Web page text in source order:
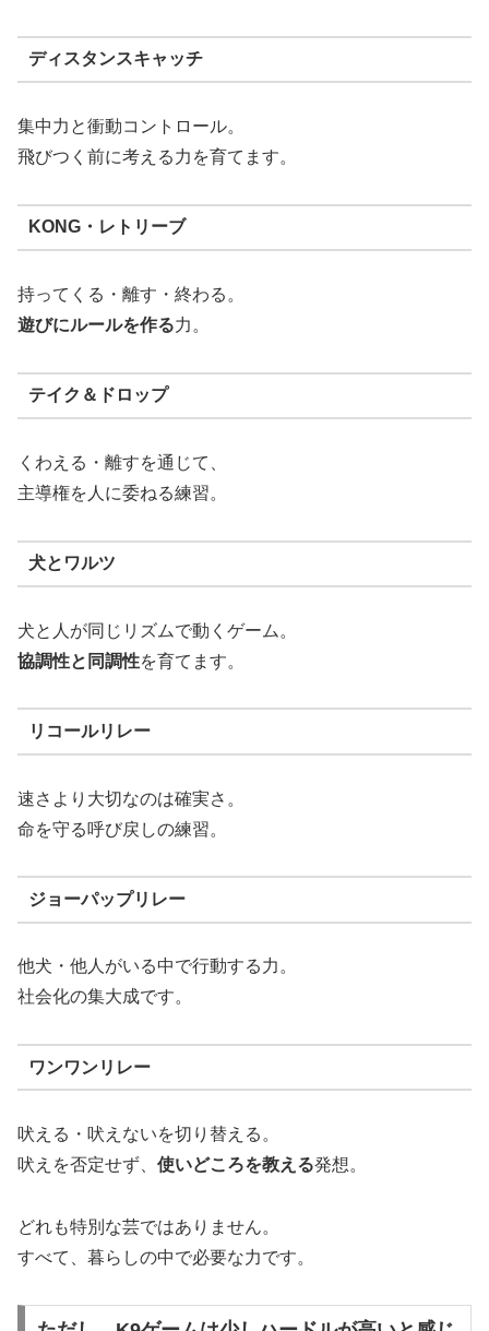
ディスタンスキャッチ
集中力と衝動コントロール。
飛びつく前に考える力を育てます。
KONG・レトリーブ
持ってくる・離す・終わる。
遊びにルールを作る力。
テイク＆ドロップ
くわえる・離すを通じて、
主導権を人に委ねる練習。
犬とワルツ
犬と人が同じリズムで動くゲーム。
協調性と同調性を育てます。
リコールリレー
速さより大切なのは確実さ。
命を守る呼び戻しの練習。
ジョーパップリレー
他犬・他人がいる中で行動する力。
社会化の集大成です。
ワンワンリレー
吠える・吠えないを切り替える。
吠えを否定せず、 使いどころを教える発想。
どれも特別な芸ではありません。
すべて、暮らしの中で必要な力です。